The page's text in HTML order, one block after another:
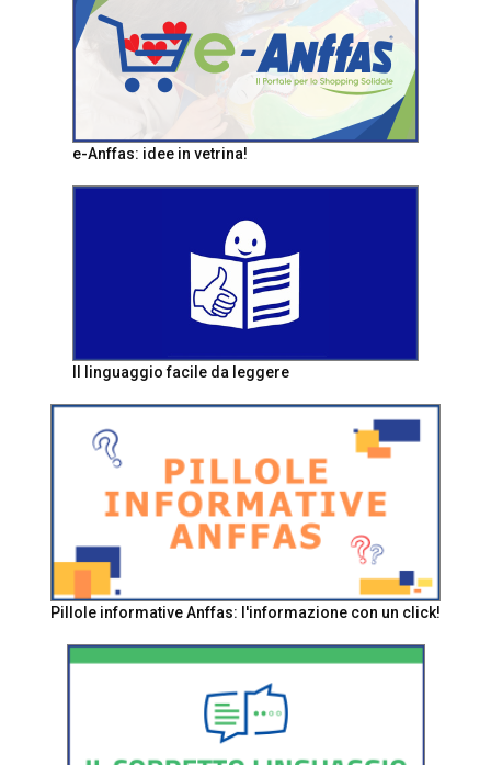
e-Anffas: idee in vetrina!
Il linguaggio facile da leggere
Pillole informative Anffas: l'informazione con un click!